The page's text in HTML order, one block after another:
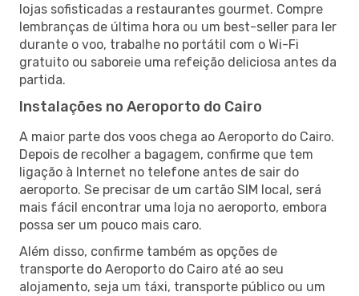
lojas sofisticadas a restaurantes gourmet. Compre
lembranças de última hora ou um best-seller para ler
durante o voo, trabalhe no portátil com o Wi-Fi
gratuito ou saboreie uma refeição deliciosa antes da
partida.
Instalações no Aeroporto do Cairo
A maior parte dos voos chega ao Aeroporto do Cairo.
Depois de recolher a bagagem, confirme que tem
ligação à Internet no telefone antes de sair do
aeroporto. Se precisar de um cartão SIM local, será
mais fácil encontrar uma loja no aeroporto, embora
possa ser um pouco mais caro.
Além disso, confirme também as opções de
transporte do Aeroporto do Cairo até ao seu
alojamento, seja um táxi, transporte público ou um